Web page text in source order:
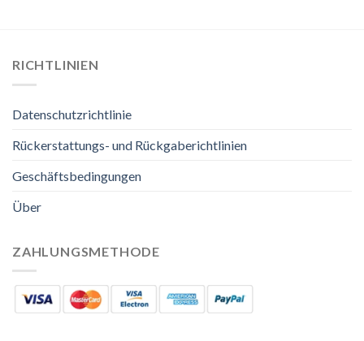
RICHTLINIEN
Datenschutzrichtlinie
Rückerstattungs- und Rückgaberichtlinien
Geschäftsbedingungen
Über
ZAHLUNGSMETHODE